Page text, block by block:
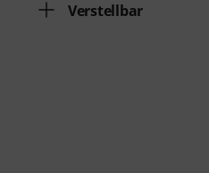
Verstellbar